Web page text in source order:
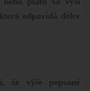
odpovídá délce
že výše popsané